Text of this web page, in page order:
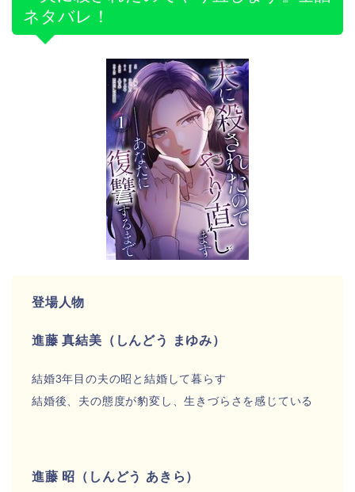
ネタバレ！
登場人物
進藤 真結美（しんどう まゆみ）
結婚3年目の夫の昭と結婚して暮らす
結婚後、夫の態度が豹変し、生きづらさを感じている
進藤 昭（しんどう あきら）